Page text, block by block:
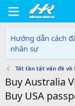
Hướng dẫn cách
nhân sự
Tất tần tật vấn đề về
Buy Australia
Buy USA